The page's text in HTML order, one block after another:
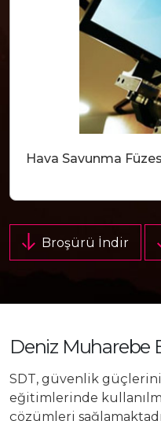
Hava Savunma
Broşürü İndir
Deniz Muharebe
SDT, güvenlik
eğitimlerinde
çözümleri